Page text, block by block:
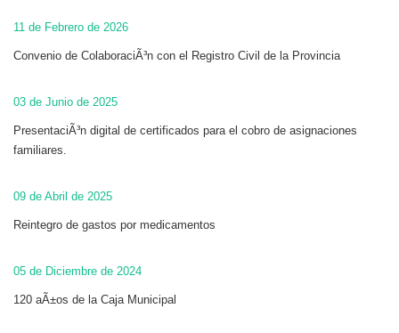
11 de Febrero de 2026
Convenio de ColaboraciÃ³n con el Registro Civil de la Provincia
03 de Junio de 2025
PresentaciÃ³n digital de certificados para el cobro de asignaciones
familiares.
09 de Abril de 2025
Reintegro de gastos por medicamentos
05 de Diciembre de 2024
120 aÃ±os de la Caja Municipal